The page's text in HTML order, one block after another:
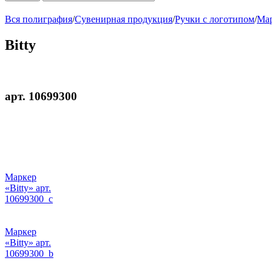
Вся полиграфия/Сувенирная продукция/Ручки с логотипом/
Bitty
арт. 10699300
Маркер
«Bitty» арт.
10699300_c
Маркер
«Bitty» арт.
10699300_b